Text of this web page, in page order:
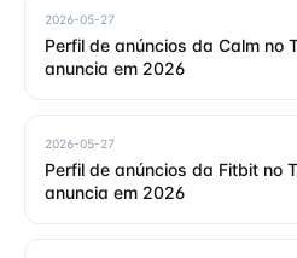
2026-05-27
Perfil de anúncios da Calm no
anuncia em 2026
2026-05-27
Perfil de anúncios da Fitbit no
anuncia em 2026